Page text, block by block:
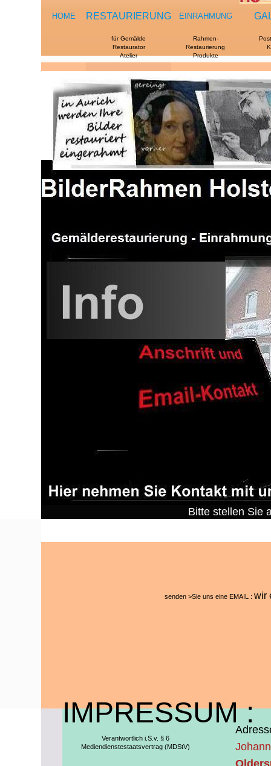
HOME RESTAURIERUNG EINRAHMUNG
für Gemälde
Restaurator
Atelier
Rahmen-
Restaurierung
Produkte
Bitte stellen Sie
senden >Sie uns eine EMAIL : wir
IMPRESSUM :
Verantwortlich i.S.v. § 6
Mediendienstestaatsvertrag (MDStV)